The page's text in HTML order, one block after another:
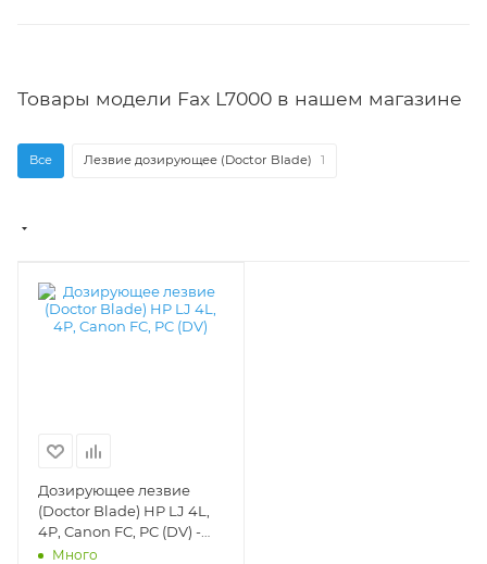
Товары модели Fax L7000 в нашем магазине
Все Лезвие дозирующее (Doctor Blade) 1
Дозирующее лезвие
(Doctor Blade) HP LJ 4L,
4P, Canon FC, PC (DV) -
DV-DB-E16-10
Много